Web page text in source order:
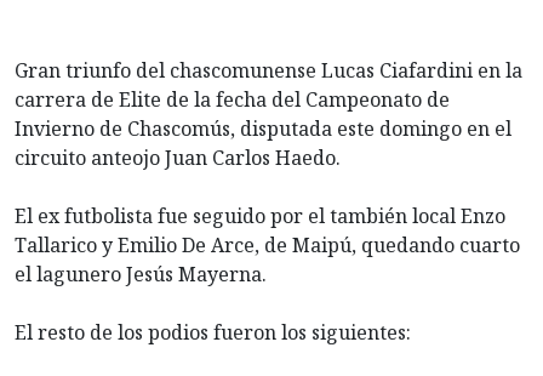
Gran triunfo del chascomunense Lucas Ciafardini en la
carrera de Elite de la fecha del Campeonato de
Invierno de Chascomús, disputada este domingo en el
circuito anteojo Juan Carlos Haedo.
El ex futbolista fue seguido por el también local Enzo
Tallarico y Emilio De Arce, de Maipú, quedando cuarto
el lagunero Jesús Mayerna.
El resto de los podios fueron los siguientes: